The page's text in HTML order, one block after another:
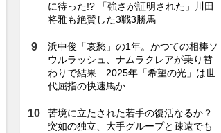
に待った!? 「強さが証明された」川田
将雅も絶賛した3戦3勝馬
浜中俊「哀愁」の1年。かつての相棒ソ
ウルラッシュ、ナムラクレアが乗り替
わりで結果…2025年「希望の光」は世
代屈指の快速馬か
苦境に立たされた若手の復活なるか？
突如の独立、大手グループと疎遠でも